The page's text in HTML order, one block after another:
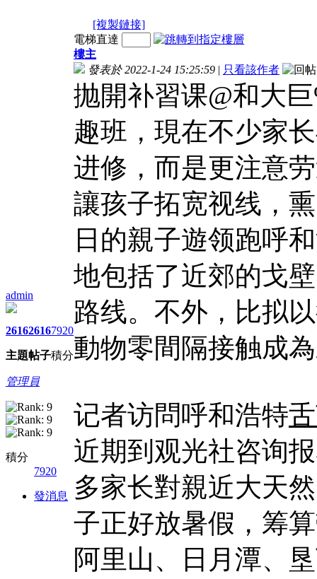
[複製鏈接]
admin
2616
主題
2616
帖子
7920
積分
管理員
積分
7920
發消息
電梯直達
樓主
發表於 2022-1-24 15:25:59 | 只看該作者
抛開补習课@和大
趣班，現在不少家
进修，而是更注意
讓孩子拓宽视线，
日的親子遊领跑呼
地包括了近郊的戈
路线。不外，比拟
動物零間隔接触成
记者访問呼和浩特
近期到观光社咨询
多家长對親近大天
子正好放暑假，筹
阿里山、日月潭、